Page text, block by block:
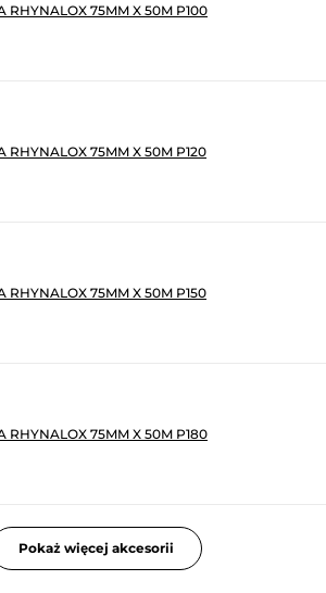
RHYNALOX 75MM X 50M P100
RHYNALOX 75MM X 50M P120
RHYNALOX 75MM X 50M P150
RHYNALOX 75MM X 50M P180
Pokaż więcej akcesorii